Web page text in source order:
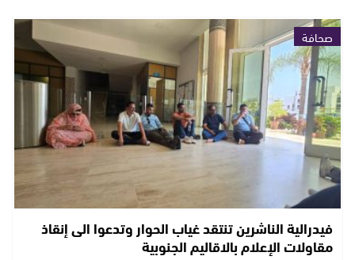
صحافة
فيدرالية الناشرين تنتقد غياب الحوار وتدعوا الى إنقاذ
مقاولات الإعلام بالاقاليم الجنوبية